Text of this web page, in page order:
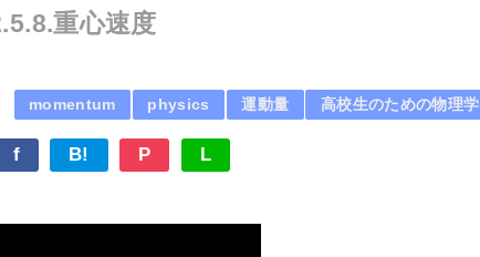
重心速度
momentum physics 運動量 高校生のための物理学
f B! P L